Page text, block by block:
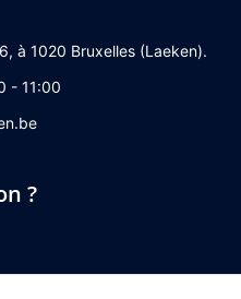
à 1020 Bruxelles (Laeken).
- 11:00
?